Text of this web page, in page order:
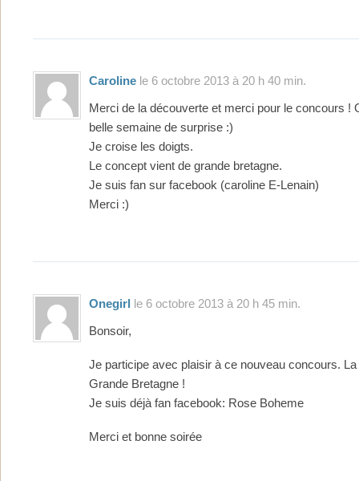
Caroline le 6 octobre 2013 à 20 h 40 min.
Merci de la découverte et merci pour le concours !
belle semaine de surprise :)
Je croise les doigts.
Le concept vient de grande bretagne.
Je suis fan sur facebook (caroline E-Lenain)
Merci :)
Onegirl le 6 octobre 2013 à 20 h 45 min.
Bonsoir,
Je participe avec plaisir à ce nouveau concours.
Grande Bretagne !
Je suis déjà fan facebook: Rose Boheme
Merci et bonne soirée